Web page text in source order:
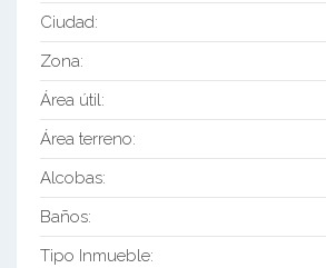
Ciudad:
Zona:
Área útil:
Área terreno:
Alcobas:
Baños:
Tipo Inmueble: